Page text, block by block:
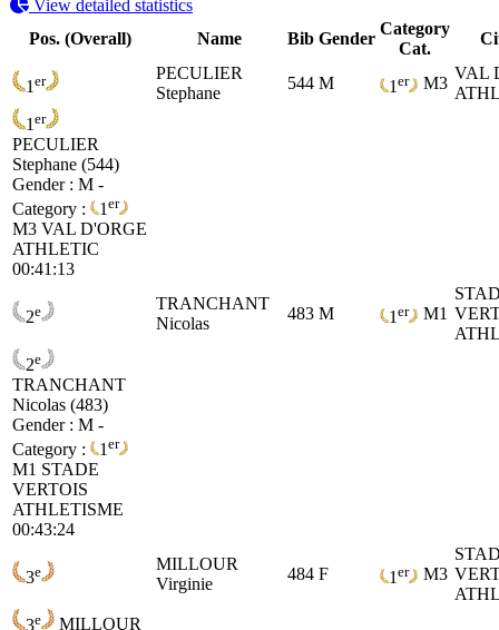
View detailed statistics
Pos. (Overall)
Name Bib Gender
Category
Cat.
1 er
PECULIER
Stephane
544 M 1 er M3
VAL
1 er
PECULIER
Stephane (544)
Gender : M -
Category :
1 er
M3 VAL D'ORGE
ATHLETIC
00:41:13
2e
TRANCHANT
Nicolas
483 M 1 er M1
2e
TRANCHANT
Nicolas (483)
Gender : M -
Category :
1 er
M1 STADE
VERTOIS
ATHLETISME
00:43:24
3e
MILLOUR
Virginie
484 F 1 er M3
3e
MILLOUR